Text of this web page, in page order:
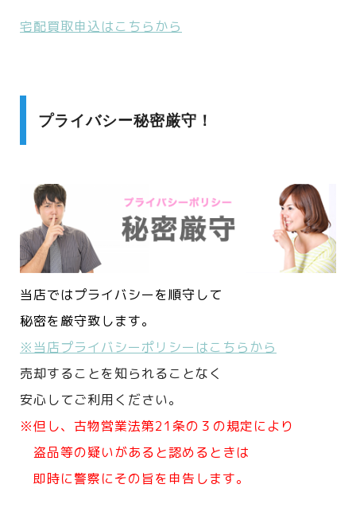
宅配買取申込はこちらから
プライバシー秘密厳守！
当店ではプライバシーを順守して
秘密を厳守致します。
※当店プライバシーポリシーはこちらから
売却することを知られることなく
安心してご利用ください。
※但し、古物営業法第21条の３の規定により
盗品等の疑いがあると認めるときは
即時に警察にその旨を申告します。